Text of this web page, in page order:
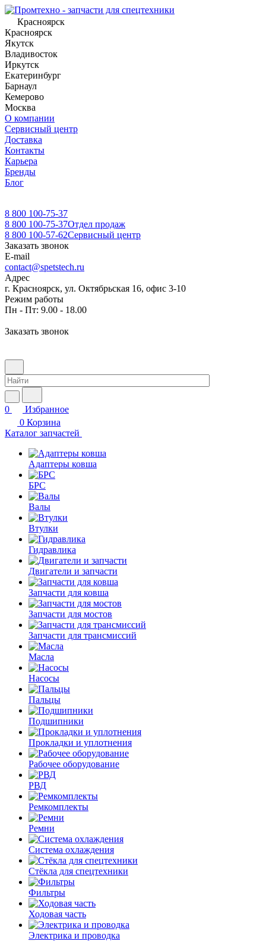
Красноярск
Красноярск
Якутск
Владивосток
Иркутск
Екатеринбург
Барнаул
Кемерово
Москва
О компании
Сервисный центр
Доставка
Контакты
Карьера
Бренды
Блог
8 800 100-75-37
8 800 100-75-37Отдел продаж
8 800 100-57-62Сервисный центр
Заказать звонок
E-mail
contact@spetstech.ru
Адрес
г. Красноярск, ул. Октябрьская 16, офис 3-10
Режим работы
Пн - Пт: 9.00 - 18.00
Заказать звонок
0
Избранное
0 Корзина
Каталог запчастей
Адаптеры ковша
БРС
Валы
Втулки
Гидравлика
Двигатели и запчасти
Запчасти для ковша
Запчасти для мостов
Запчасти для трансмиссий
Масла
Насосы
Пальцы
Подшипники
Прокладки и уплотнения
Рабочее оборудование
РВД
Ремкомплекты
Ремни
Система охлаждения
Стёкла для спецтехники
Фильтры
Ходовая часть
Электрика и проводка